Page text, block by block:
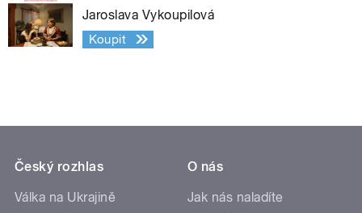
Jaroslava Vykoupilová
Koupit
Český rozhlas
Válka na Ukrajině
O nás
Jak nás naladíte